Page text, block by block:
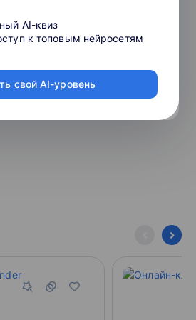
и находят друзей среди
AI-квиз
к топовым нейросетям
свой AI-уровень